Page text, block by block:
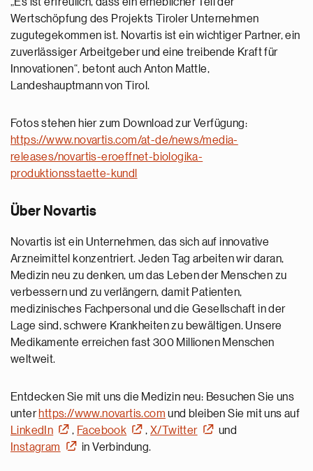
Wertschöpfung des Projekts Tiroler Unternehmen
zugutegekommen ist. Novartis ist ein wichtiger Partner, ein
zuverlässiger Arbeitgeber und eine treibende Kraft für
Innovationen“, betont auch Anton Mattle,
Landeshauptmann von Tirol.
Fotos stehen hier zum Download zur Verfügung:
https://www.novartis.com/at-de/news/media-
releases/novartis-eroeffnet-biologika-
produktionsstaette-kundl
Über Novartis
Novartis ist ein Unternehmen, das sich auf innovative
Arzneimittel konzentriert. Jeden Tag arbeiten wir daran,
Medizin neu zu denken, um das Leben der Menschen zu
verbessern und zu verlängern, damit Patienten,
medizinisches Fachpersonal und die Gesellschaft in der
Lage sind, schwere Krankheiten zu bewältigen. Unsere
Medikamente erreichen fast 300 Millionen Menschen
weltweit.
Entdecken Sie mit uns die Medizin neu: Besuchen Sie uns
unter https://www.novartis.com und bleiben Sie mit uns auf
LinkedIn
, Facebook , X/Twitter
und
Instagram
in Verbindung.